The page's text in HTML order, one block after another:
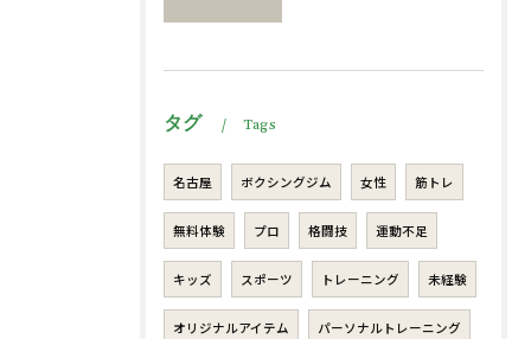
タグ Tags
名古屋 ボクシングジム 女性 筋トレ
無料体験 プロ 格闘技 運動不足
キッズ スポーツ トレーニング 未経験
オリジナルアイテム パーソナルトレーニング